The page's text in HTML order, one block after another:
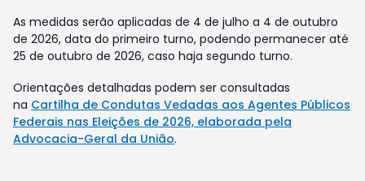
As medidas serão aplicadas de 4 de julho a 4 de outubro
de 2026, data do primeiro turno, podendo permanecer até
25 de outubro de 2026, caso haja segundo turno.
Orientações detalhadas podem ser consultadas
na Cartilha de Condutas Vedadas aos Agentes Públicos
Federais nas Eleições de 2026, elaborada pela
Advocacia-Geral da União.